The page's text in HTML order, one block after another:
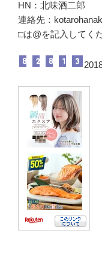
HN：北味酒二郎
連絡先：
□は@を記入してく